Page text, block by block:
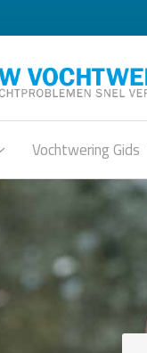
Vochtwering Gids